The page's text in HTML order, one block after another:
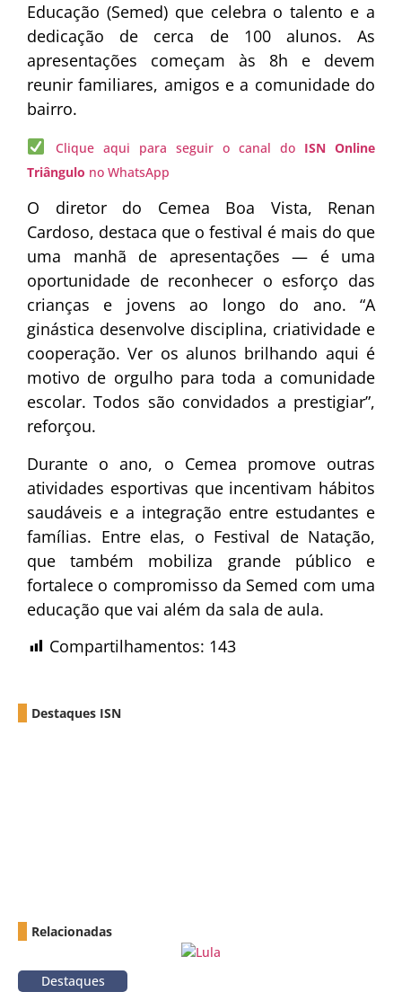
Educação (Semed) que celebra o talento e a
dedicação de cerca de 100 alunos. As
apresentações começam às 8h e devem
reunir familiares, amigos e a comunidade do
bairro.
Clique aqui para seguir o canal do ISN Online
Triângulo no WhatsApp
O diretor do Cemea Boa Vista, Renan
Cardoso, destaca que o festival é mais do que
uma manhã de apresentações — é uma
oportunidade de reconhecer o esforço das
crianças e jovens ao longo do ano. “A
ginástica desenvolve disciplina, criatividade e
cooperação. Ver os alunos brilhando aqui é
motivo de orgulho para toda a comunidade
escolar. Todos são convidados a prestigiar”,
reforçou.
Durante o ano, o Cemea promove outras
atividades esportivas que incentivam hábitos
saudáveis e a integração entre estudantes e
famílias. Entre elas, o Festival de Natação,
que também mobiliza grande público e
fortalece o compromisso da Semed com uma
educação que vai além da sala de aula.
Compartilhamentos: 143
Destaques ISN
Relacionadas
Destaques